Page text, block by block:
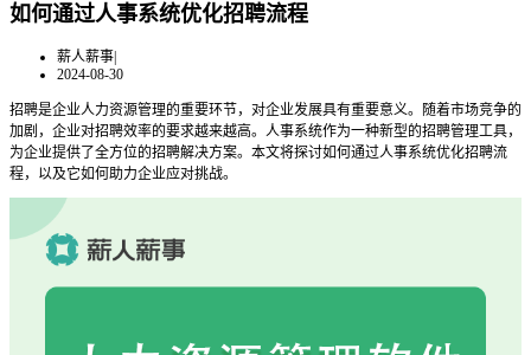
如何通过人事系统优化招聘流程
薪人薪事|
2024-08-30
招聘是企业人力资源管理的重要环节，对企业发展具有重要意义。随着市场竞争的
加剧，企业对招聘效率的要求越来越高。人事系统作为一种新型的招聘管理工具，
为企业提供了全方位的招聘解决方案。本文将探讨如何通过人事系统优化招聘流
程，以及它如何助力企业应对挑战。